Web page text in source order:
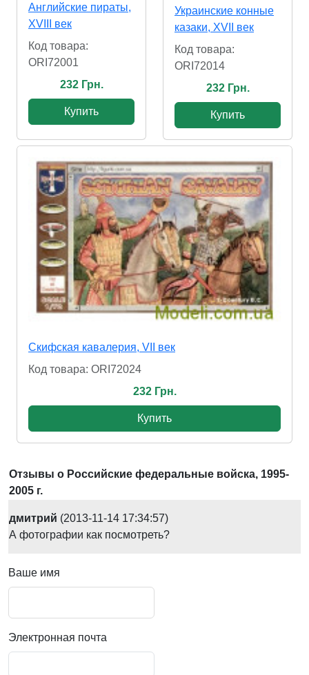
Английские пираты,
XVIII век
Код товара:
ORI72001
232 Грн.
Купить
Украинские конные
казаки, XVII век
Код товара:
ORI72014
232 Грн.
Купить
Скифская кавалерия, VII век
Код товара: ORI72024
232 Грн.
Купить
Отзывы о Российские федеральные войска, 1995-
2005 г.
дмитрий (2013-11-14 17:34:57)
А фотографии как посмотреть?
Ваше имя
Электронная почта